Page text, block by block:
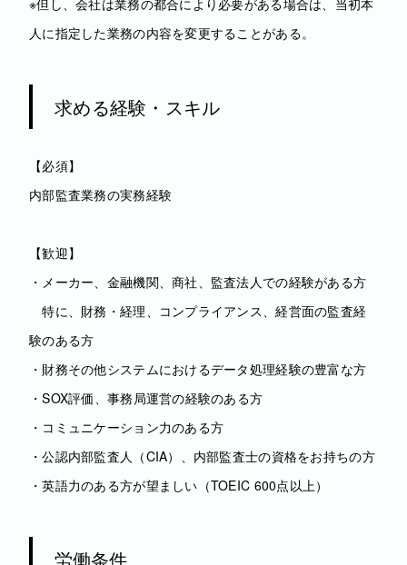
※但し、会社は業務の都合により必要がある場合は、当初本
人に指定した業務の内容を変更することがある。
求める経験・スキル
【必須】
内部監査業務の実務経験
【歓迎】
・メーカー、金融機関、商社、監査法人での経験がある方
特に、財務・経理、コンプライアンス、経営面の監査経
験のある方
・財務その他システムにおけるデータ処理経験の豊富な方
・SOX評価、事務局運営の経験のある方
・コミュニケーション力のある方
・公認内部監査人（CIA）、内部監査士の資格をお持ちの方
・英語力のある方が望ましい（TOEIC 600点以上）
労働条件